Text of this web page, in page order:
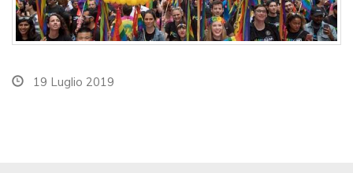
19 Luglio 2019